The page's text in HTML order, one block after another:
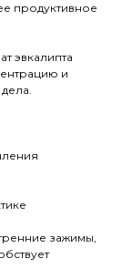
продуктивное
эвкалипта
и
зажимы,